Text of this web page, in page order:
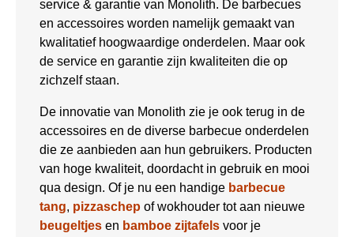
service & garantie van Monolith. De barbecues
en accessoires worden namelijk gemaakt van
kwalitatief hoogwaardige onderdelen. Maar ook
de service en garantie zijn kwaliteiten die op
zichzelf staan.
De innovatie van Monolith zie je ook terug in de
accessoires en de diverse barbecue onderdelen
die ze aanbieden aan hun gebruikers. Producten
van hoge kwaliteit, doordacht in gebruik en mooi
qua design. Of je nu een handige barbecue
tang, pizzaschep of wokhouder tot aan nieuwe
beugeltjes en bamboe zijtafels voor je